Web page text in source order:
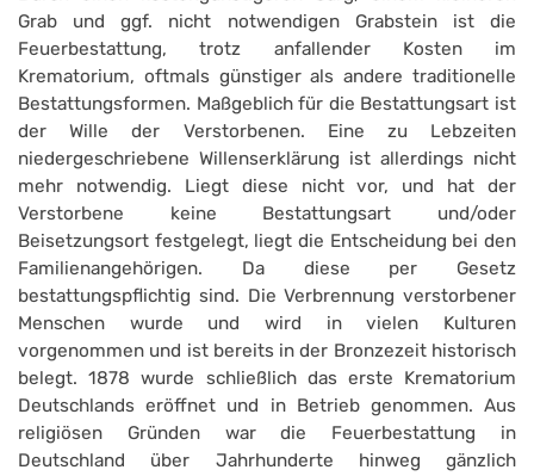
Grab und ggf. nicht notwendigen Grabstein ist die
Feuerbestattung, trotz anfallender Kosten im
Krematorium, oftmals günstiger als andere traditionelle
Bestattungsformen. Maßgeblich für die Bestattungsart ist
der Wille der Verstorbenen. Eine zu Lebzeiten
niedergeschriebene Willenserklärung ist allerdings nicht
mehr notwendig. Liegt diese nicht vor, und hat der
Verstorbene keine Bestattungsart und/oder
Beisetzungsort festgelegt, liegt die Entscheidung bei den
Familienangehörigen. Da diese per Gesetz
bestattungspflichtig sind. Die Verbrennung verstorbener
Menschen wurde und wird in vielen Kulturen
vorgenommen und ist bereits in der Bronzezeit historisch
belegt. 1878 wurde schließlich das erste Krematorium
Deutschlands eröffnet und in Betrieb genommen. Aus
religiösen Gründen war die Feuerbestattung in
Deutschland über Jahrhunderte hinweg gänzlich